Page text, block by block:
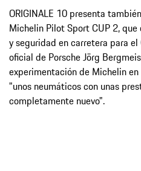
ORIGINALE 10 presenta
Michelin Pilot Sport CUP 2,
y seguridad en carretera para
oficial de Porsche Jörg
experimentación de Michelin
"unos neumáticos con unas
completamente nuevo".